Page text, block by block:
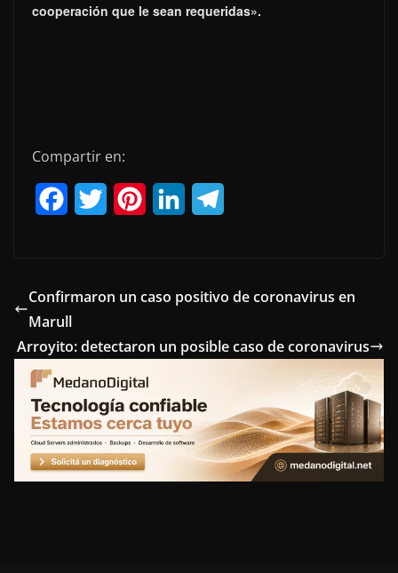
cooperación que le sean requeridas».
Compartir en:
e
b
o
o
k
t
e
r
t
r
e
s
k
d
n
e
r
m
Confirmaron un caso positivo de coronavirus en
Marull
Arroyito: detectaron un posible caso de coronavirus